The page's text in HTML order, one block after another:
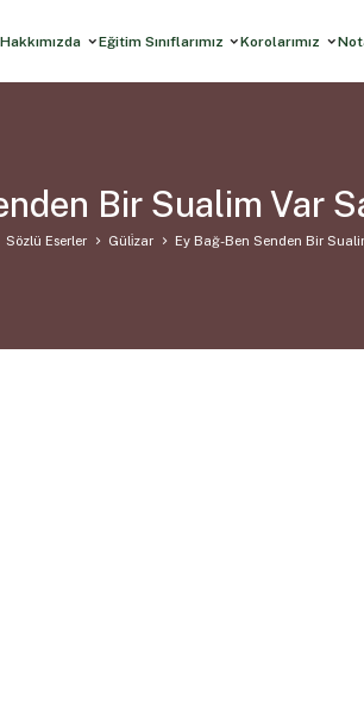
Hakkımızda Eğitim Sınıflarımız Korolarımız
Bir Sualim Var
Sözlü Eserler Güli̇zar Ey Bağ-Ben Senden Bir